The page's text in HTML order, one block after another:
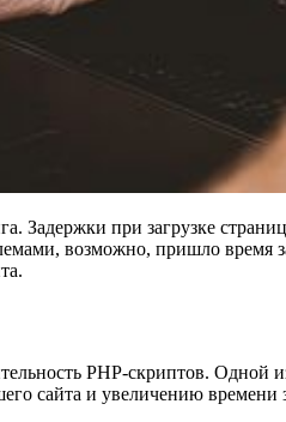
Задержки при загрузке
возможно, пришло время
PHP-скриптов. Одной
сайта и увеличению времени